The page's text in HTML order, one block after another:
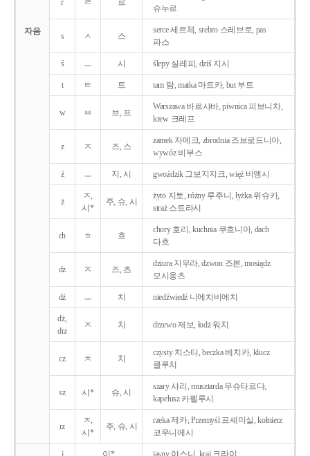
자음
r ㄹ 르
슈누르
s ㅅ 스
serce 세르체, srebro 스레브로, pas
파스
ś ㅡ 시 ślepy 실레피, dziś 지시
t ㅌ 트 tam 탐, matka 마트카, but 부트
w ㅂ 브, 프
Warszawa 바르샤바, piwnica 피브니차,
krew 크레프
z ㅈ 즈, 스
zamek 자메크, zbrodnia 즈브로드니아,
wywóz 비부스
ź ㅡ 지, 시 gwoździk 그보지지크, więź 비엥시
ż
ㅈ,
시*
주, 슈, 시
żyto 지토, różny 루주니, łyżka 위슈카,
straż 스트라시
ch ㅎ 흐
chory 호리, kuchnia 쿠흐니아, dach
다흐
dz ㅈ 즈, 츠
dziura 지우라, dzwon 즈본, mosiądz
모시옹츠
dź ㅡ 치 niedźwiedź 니에치비에치
dż,
drz
ㅈ 치 drzewo 제보, łodż 워치
cz ㅊ 치
czysty 치스티, beczka 베치카, klucz
클루치
sz 시* 슈, 시
szary 샤리, musztarda 무슈타르다,
kapelusz 카펠루시
rz
ㅈ,
시*
주, 슈, 시
rzeka 제카, Przemyśl 프셰미실, kołnierz
코우니에시
j 이* jasny 야스니, kraj 크라이